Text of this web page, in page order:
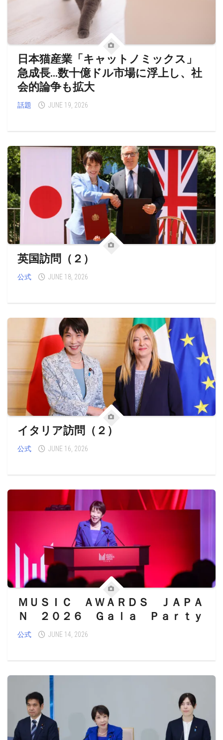
日本猫産業「キャットノミックス」
急成長…数十億ドル市場に浮上し、社
会的論争も拡大
話題 JUNE 19, 2026
英国訪問（２）
公式 JUNE 18, 2026
イタリア訪問（２）
公式 JUNE 16, 2026
ＭＵＳＩＣ ＡＷＡＲＤＳ ＪＡＰＡ
Ｎ ２０２６ Ｇａｌａ Ｐａｒｔｙ
公式 JUNE 14, 2026